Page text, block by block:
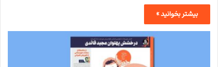
بیشتر بخوانید »